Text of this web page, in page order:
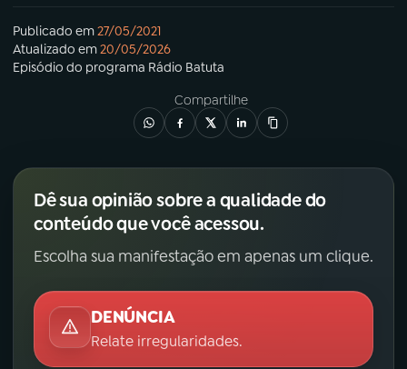
Publicado em27/05/2021
Atualizado em20/05/2026
Episódio do programa Rádio Batuta
Compartilhe
Dê sua opinião sobre a qualidade do
conteúdo que você acessou.
Escolha sua manifestação em apenas um clique.
DENÚNCIA
Relate irregularidades.